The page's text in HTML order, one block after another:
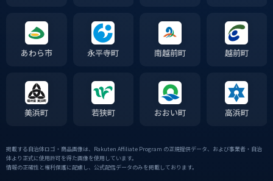
あわら市 永平寺町 南越前町 越前町
美浜町 若狭町 おおい町 高浜町
掲載する自治体ロゴ・商品画像は、Rakuten Affiliate Program の正規提供データ、および事業者・自治
体より正式に使用許可を得た画像を使用しています。
情報の正確性と権利保護に配慮し、公式配信データのみを掲載しております。